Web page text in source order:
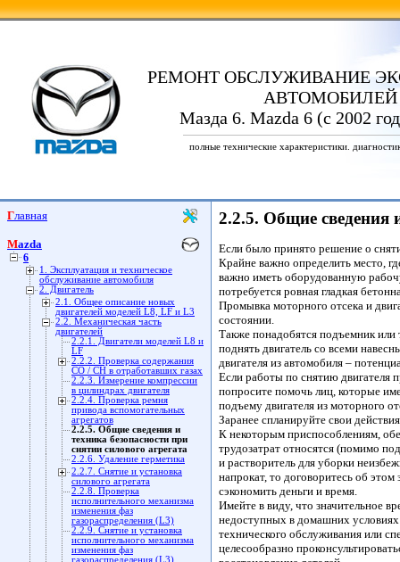
РЕМОНТ ОБСЛУЖИВАНИЕ
АВТОМОБИЛЕЙ
Мазда 6. Mazda 6 (с 2002
полные технические характеристики.
Главная
Mazda
6
1. Эксплуатация и техническое
обслуживание автомобиля
2. Двигатель
2.1. Общее описание новых
двигателей моделей L8, LF и L3
2.2. Механическая часть
двигателей
2.2.1. Двигатели моделей L8 и
LF
2.2.2. Проверка содержания
СО / СН в отработавших газах
2.2.3. Измерение компрессии
в цилиндрах двигателя
2.2.4. Проверка ремня
привода вспомогательных
агрегатов
2.2.5. Общие сведения и
техника безопасности при
снятии силового агрегата
2.2.6. Удаление герметика
2.2.7. Снятие и установка
силового агрегата
2.2.8. Проверка
исполнительного механизма
изменения фаз
газораспределения (L3)
2.2.9. Снятие и установка
исполнительного механизма
изменения фаз
газораспределения (L3)
2.2.5. Общие сведения
Если было принято решение о
Крайне важно определить место,
важно иметь оборудованную
потребуется ровная гладкая
Промывка моторного отсека и
состоянии.
Также понадобятся подъемник или
поднять двигатель со всеми
двигателя из автомобиля –
Если работы по снятию двигателя
попросите помочь лиц, которые
подъему двигателя из моторного
Заранее спланируйте свои
К некоторым приспособлениям,
трудозатрат относятся (помимо
и растворитель для уборки
напрокат, то договоритесь об
сэкономить деньги и время.
Имейте в виду, что значительное
недоступных в домашних условиях
технического обслуживания или
целесообразно